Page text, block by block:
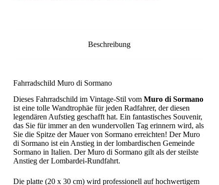
Beschreibung
Fahrradschild Muro di Sormano
Dieses Fahrradschild im Vintage-Stil vom Muro di Sormano
ist eine tolle Wandtrophäe für jeden Radfahrer, der diesen
legendären Aufstieg geschafft hat. Ein fantastisches Souvenir,
das Sie für immer an den wundervollen Tag erinnern wird, als
Sie die Spitze der Mauer von Sormano erreichten! Der Muro
di Sormano ist ein Anstieg in der lombardischen Gemeinde
Sormano in Italien. Der Muro di Sormano gilt als der steilste
Anstieg der Lombardei-Rundfahrt.
Die platte (20 x 30 cm) wird professionell auf hochwertigem